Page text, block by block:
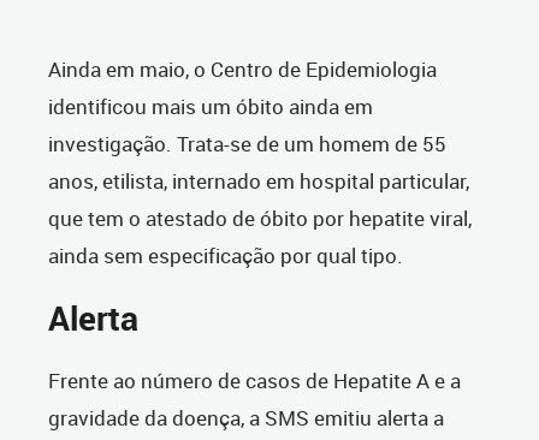
Ainda em maio, o Centro de Epidemiologia
identificou mais um óbito ainda em
investigação. Trata-se de um homem de 55
anos, etilista, internado em hospital particular,
que tem o atestado de óbito por hepatite viral,
ainda sem especificação por qual tipo.
Alerta
Frente ao número de casos de Hepatite A e a
gravidade da doença, a SMS emitiu alerta a